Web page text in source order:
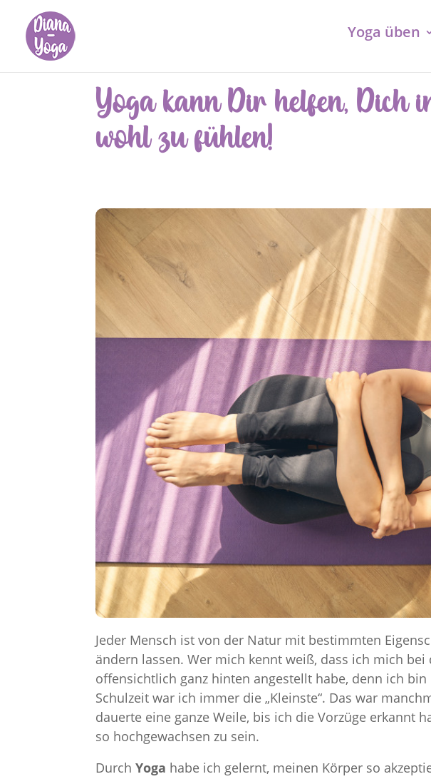
Yoga üben
Yoga kann Dir helfen, Dich
wohl zu fühlen!
Jeder Mensch ist von der Natur mit bestimmten
ändern lassen. Wer mich kennt weiß, dass ich mich
offensichtlich ganz hinten angestellt habe, denn ich
Schulzeit war ich immer die „Kleinste“. Das war
dauerte eine ganze Weile, bis ich die Vorzüge erkannt
so hochgewachsen zu sein.
DurchYoga habe ich gelernt, meinen Körper so